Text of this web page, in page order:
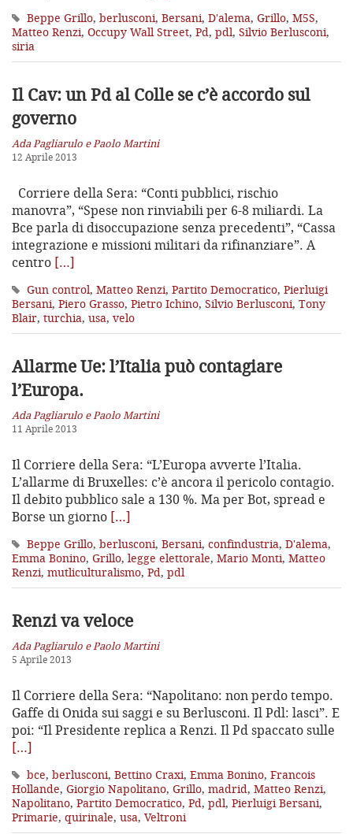
Beppe Grillo, berlusconi, Bersani, D'alema, Grillo, M5S,
Matteo Renzi, Occupy Wall Street, Pd, pdl, Silvio Berlusconi,
siria
Il Cav: un Pd al Colle se c’è accordo sul
governo
Ada Pagliarulo e Paolo Martini
12 Aprile 2013
Corriere della Sera: “Conti pubblici, rischio
manovra”, “Spese non rinviabili per 6-8 miliardi. La
Bce parla di disoccupazione senza precedenti”, “Cassa
integrazione e missioni militari da rifinanziare”. A
centro […]
Gun control, Matteo Renzi, Partito Democratico, Pierluigi
Bersani, Piero Grasso, Pietro Ichino, Silvio Berlusconi, Tony
Blair, turchia, usa, velo
Allarme Ue: l’Italia può contagiare
l’Europa.
Ada Pagliarulo e Paolo Martini
11 Aprile 2013
Il Corriere della Sera: “L’Europa avverte l’Italia.
L’allarme di Bruxelles: c’è ancora il pericolo contagio.
Il debito pubblico sale a 130 %. Ma per Bot, spread e
Borse un giorno […]
Beppe Grillo, berlusconi, Bersani, confindustria, D'alema,
Emma Bonino, Grillo, legge elettorale, Mario Monti, Matteo
Renzi, mutliculturalismo, Pd, pdl
Renzi va veloce
Ada Pagliarulo e Paolo Martini
5 Aprile 2013
Il Corriere della Sera: “Napolitano: non perdo tempo.
Gaffe di Onida sui saggi e su Berlusconi. Il Pdl: lasci”. E
poi: “Il Presidente replica a Renzi. Il Pd spaccato sulle
[…]
bce, berlusconi, Bettino Craxi, Emma Bonino, Francois
Hollande, Giorgio Napolitano, Grillo, madrid, Matteo Renzi,
Napolitano, Partito Democratico, Pd, pdl, Pierluigi Bersani,
Primarie, quirinale, usa, Veltroni